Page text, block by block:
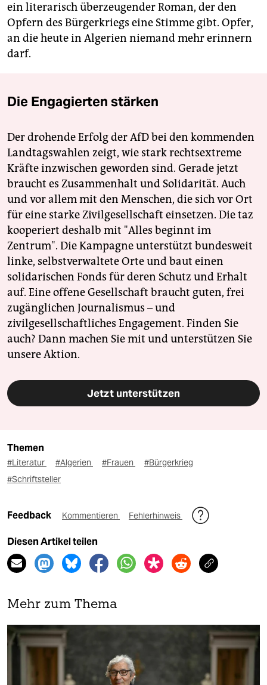
ein literarisch überzeugender Roman, der den
Opfern des Bürgerkriegs eine Stimme gibt. Opfer,
an die heute in Algerien niemand mehr erinnern
darf.
Die Engagierten stärken
Der drohende Erfolg der AfD bei den kommenden
Landtagswahlen zeigt, wie stark rechtsextreme
Kräfte inzwischen geworden sind. Gerade jetzt
braucht es Zusammenhalt und Solidarität. Auch
und vor allem mit den Menschen, die sich vor Ort
für eine starke Zivilgesellschaft einsetzen. Die taz
kooperiert deshalb mit "Alles beginnt im
Zentrum". Die Kampagne unterstützt bundesweit
linke, selbstverwaltete Orte und baut einen
solidarischen Fonds für deren Schutz und Erhalt
auf. Eine offene Gesellschaft braucht guten, frei
zugänglichen Journalismus – und
zivilgesellschaftliches Engagement. Finden Sie
auch? Dann machen Sie mit und unterstützen Sie
unsere Aktion.
Jetzt unterstützen
Themen
#Literatur #Algerien #Frauen
#Bürgerkrieg
#Schriftsteller
Feedback Kommentieren Fehlerhinweis
Diesen Artikel teilen
Mehr zum Thema